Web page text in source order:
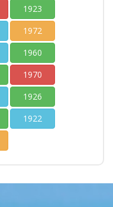
1923
1972
1960
1970
1926
1922